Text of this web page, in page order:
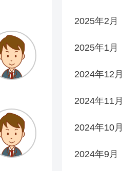
2025年2月
2025年1月
2024年12月
2024年11月
2024年10月
2024年9月